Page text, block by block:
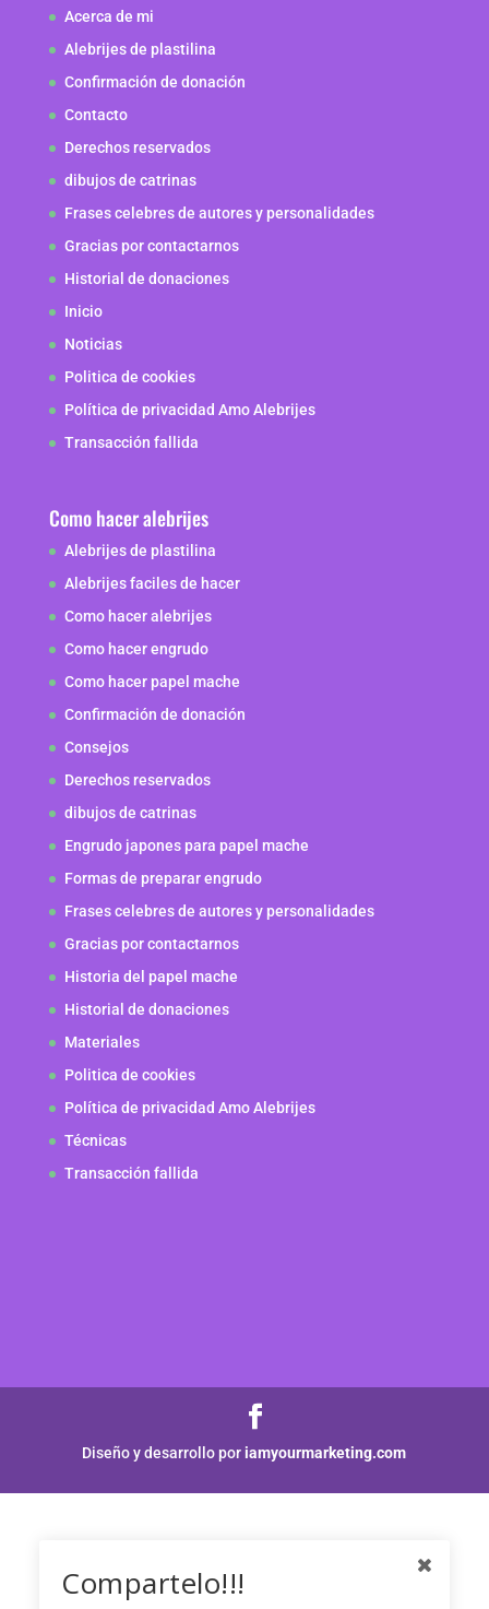
Acerca de mi
Alebrijes de plastilina
Confirmación de donación
Contacto
Derechos reservados
dibujos de catrinas
Frases celebres de autores y personalidades
Gracias por contactarnos
Historial de donaciones
Inicio
Noticias
Politica de cookies
Política de privacidad Amo Alebrijes
Transacción fallida
Como hacer alebrijes
Alebrijes de plastilina
Alebrijes faciles de hacer
Como hacer alebrijes
Como hacer engrudo
Como hacer papel mache
Confirmación de donación
Consejos
Derechos reservados
dibujos de catrinas
Engrudo japones para papel mache
Formas de preparar engrudo
Frases celebres de autores y personalidades
Gracias por contactarnos
Historia del papel mache
Historial de donaciones
Materiales
Politica de cookies
Política de privacidad Amo Alebrijes
Técnicas
Transacción fallida
Diseño y desarrollo poriamyourmarketing.com
Compartelo!!!